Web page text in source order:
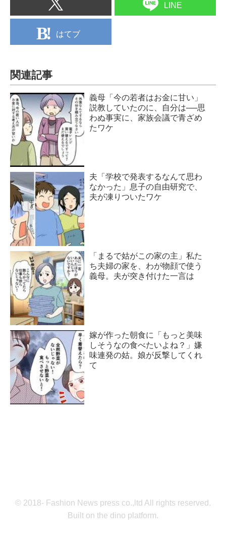
LINE
はてブ
関連記事
義母「今の若者はお金に甘い」
説教していたのに、自分は──思
わぬ事実に、家族会議で青ざめ
たワケ
夫「学校で発表するなんて思わ
なかった」息子の自由研究で、
夫が凍りついたワケ
「まるで姑がこの家の主」私た
ち夫婦の家を、わが物顔で使う
義母。夫が突き付けた一言は
嫁が作った朝食に「もっと美味
しそうなの食べたいよね？」嫌
味連発の姑。娘が反撃してくれ
て
© 2018- Fashion News press co.,ltd All rights reserved.
Built on the dino platform.